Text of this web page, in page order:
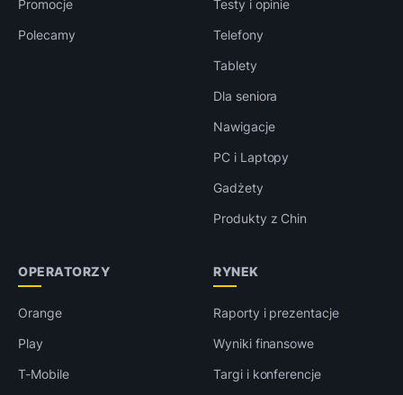
Promocje
Polecamy
Testy i opinie
Telefony
Tablety
Dla seniora
Nawigacje
PC i Laptopy
Gadżety
Produkty z Chin
OPERATORZY
Orange
Play
T-Mobile
RYNEK
Raporty i prezentacje
Wyniki finansowe
Targi i konferencje